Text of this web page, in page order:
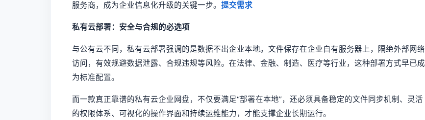
服务商，成为企业信息化升级的关键一步。 提交需求
私有云部署：安全与合规的必选项
与公有云不同，私有云部署强调的是数据不出企业本地。文件保存在企业自有服务器上，隔绝外部网络
访问，有效规避数据泄露、合规违规等风险。在法律、金融、制造、医疗等行业，这种部署方式早已成
为标准配置。
而一款真正靠谱的私有云企业网盘，不仅要满足“部署在本地”，还必须具备稳定的文件同步机制、灵活
的权限体系、可视化的操作界面和持续运维能力，才能支撑企业长期运行。